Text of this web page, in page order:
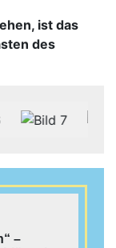
ist das
des
–